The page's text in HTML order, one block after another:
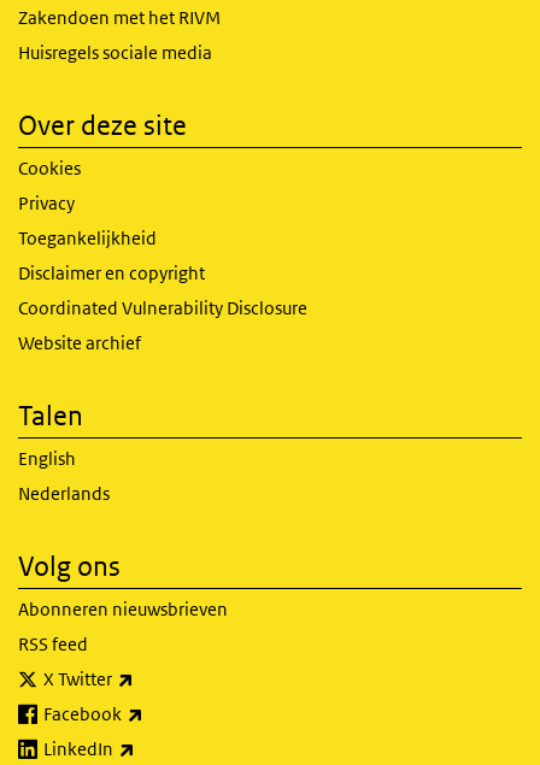
Zakendoen met het RIVM
Huisregels sociale media
Over deze site
Cookies
Privacy
Toegankelijkheid
Disclaimer en copyright
Coordinated Vulnerability Disclosure
Website archief
Talen
English
Nederlands
Volg ons
Abonneren nieuwsbrieven
RSS feed
X Twitter
Facebook
LinkedIn